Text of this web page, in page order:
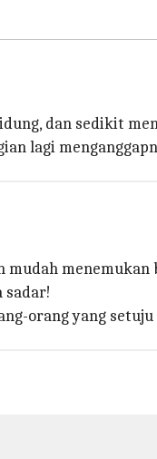
dan sedikit
lagi
sadar!
orang yang